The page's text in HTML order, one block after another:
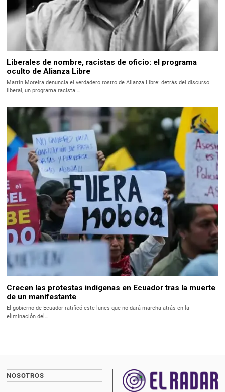
Liberales de nombre, racistas de oficio: el programa
oculto de Alianza Libre
Martín Moreira denuncia el verdadero rostro de Alianza Libre: detrás del discurso
liberal, un programa racista.…
Crecen las protestas indígenas en Ecuador tras la muerte
de un manifestante
El gobierno de Ecuador ratificó este lunes que no dará marcha atrás en la
eliminación del…
NOSOTROS